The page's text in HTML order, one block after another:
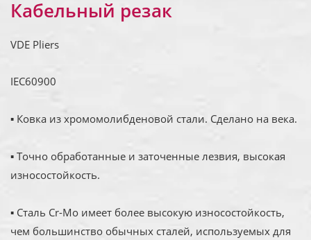
Кабельный резак
VDE Pliers
IEC60900
▪ Ковка из хромомолибденовой стали. Сделано на века.
▪ Точно обработанные и заточенные лезвия, высокая
износостойкость.
▪ Сталь Cr-Mo имеет более высокую износостойкость,
чем большинство обычных сталей, используемых для